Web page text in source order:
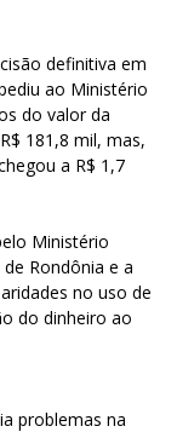
definitiva em
ao Ministério
do valor da
181,8 mil, mas,
a R$ 1,7
Ministério
Rondônia e a
no uso de
do dinheiro ao
problemas na